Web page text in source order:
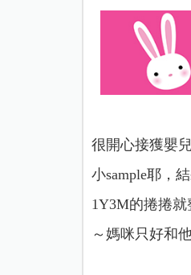
很開心接獲嬰
小sample耶，
1Y3M的捲捲
～媽咪只好和